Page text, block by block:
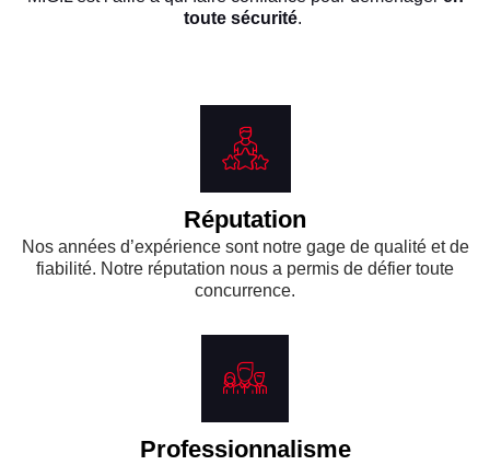
toute sécurité.
Réputation
Nos années d’expérience sont notre gage de qualité et de
fiabilité. Notre réputation nous a permis de défier toute
concurrence.
Professionnalisme